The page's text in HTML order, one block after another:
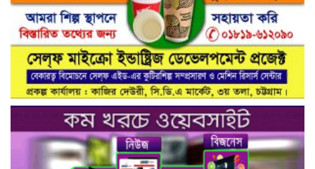
নাগরিক সেবা প্রদানে মাধবদী পৌরসভার
যুগান্তকারী সাফল্য স্বস্তিতে পৌরবাসী
গাজীপুরের কালিয়াকৈরে ভেজাল সন্দেশ
কারখানায় ভোক্তা অধিদপ্তরের অভিযান,
শাস্তিবিহী ৭৫ হাজার টাকা জরিমানা
বিষয়: সিআরবি’র নরসিংদী জেলা শাখার